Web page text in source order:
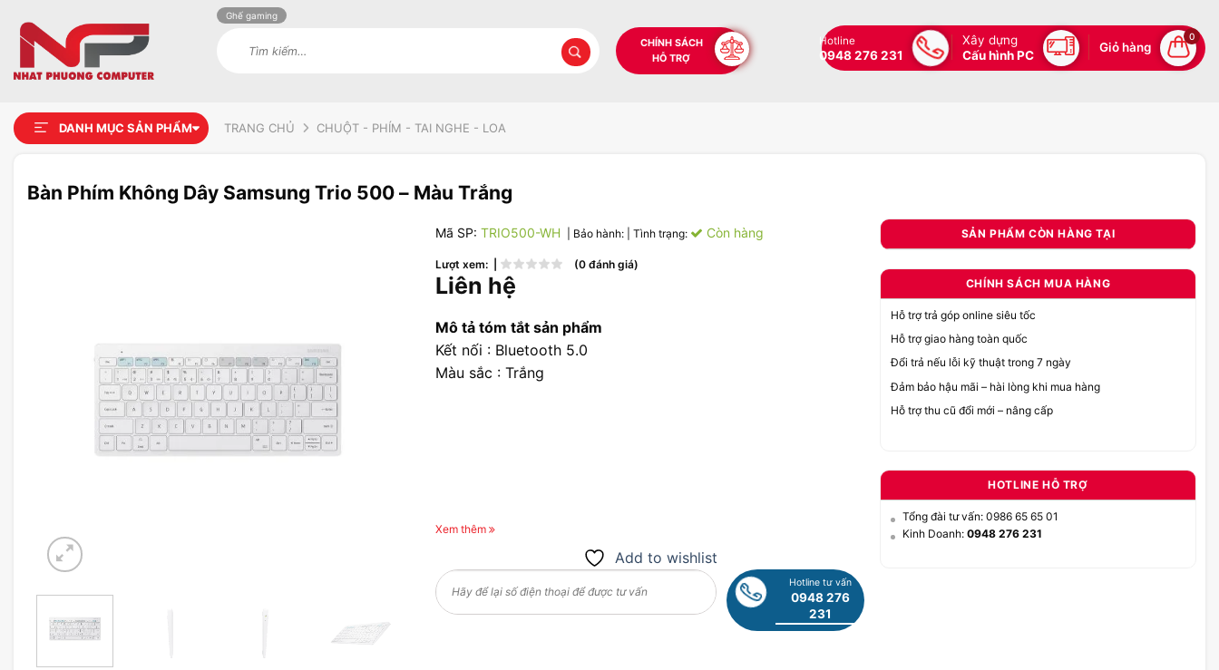
Ghế gaming
CHÍNH SÁCH
HỖ TRỢ
Hotline
0948 276 231
Xây dựng
Cấu hình PC
Giỏ hàng
0
DANH MỤC SẢN PHẨM TRANG CHỦ CHUỘT - PHÍM - TAI NGHE - LOA
Bàn Phím Không Dây Samsung Trio 500 – Màu Trắng
Mã SP: TRIO500-WH | Bảo hành: | Tình trạng: Còn hàng
Lượt xem: | (0 đánh giá)
Liên hệ
Mô tả tóm tắt sản phẩm
Kết nối : Bluetooth 5.0
Màu sắc : Trắng
Xem thêm
Add to wishlist
Hotline tư vấn
0948 276
231
SẢN PHẨM CÒN HÀNG TẠI
CHÍNH SÁCH MUA HÀNG
Hỗ trợ trả góp online siêu tốc
Hỗ trợ giao hàng toàn quốc
Đổi trả nếu lỗi kỹ thuật trong 7 ngày
Đảm bảo hậu mãi – hài lòng khi mua hàng
Hỗ trợ thu cũ đổi mới – nâng cấp
HOTLINE HỖ TRỢ
Tổng đài tư vấn: 0986 65 65 01
Kinh Doanh: 0948 276 231